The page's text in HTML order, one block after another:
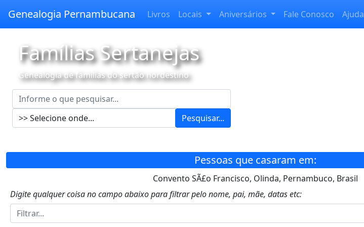
Genealogia Pernambucana Livros Locais Aniversários Fale Conosco Ajuda
Famílias Sertanejas
Genealogia de famílias do sertão nordestino
Pesquisar...
Pessoas que casaram em:
Convento SÃ£o Francisco, Olinda, Pernambuco, Brasil
Digite qualquer coisa no campo abaixo para filtrar pelo nome, pai, mãe, datas etc: